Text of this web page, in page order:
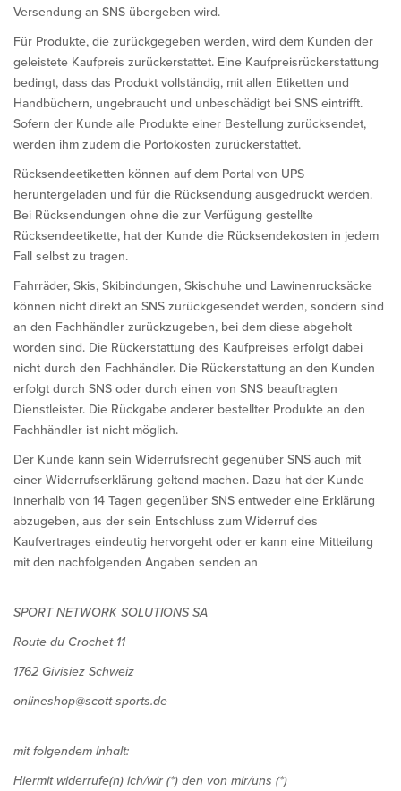
Versendung an SNS übergeben wird.
Für Produkte, die zurückgegeben werden, wird dem Kunden der
geleistete Kaufpreis zurückerstattet. Eine Kaufpreisrückerstattung
bedingt, dass das Produkt vollständig, mit allen Etiketten und
Handbüchern, ungebraucht und unbeschädigt bei SNS eintrifft.
Sofern der Kunde alle Produkte einer Bestellung zurücksendet,
werden ihm zudem die Portokosten zurückerstattet.
Rücksendeetiketten können auf dem Portal von UPS
heruntergeladen und für die Rücksendung ausgedruckt werden.
Bei Rücksendungen ohne die zur Verfügung gestellte
Rücksendeetikette, hat der Kunde die Rücksendekosten in jedem
Fall selbst zu tragen.
Fahrräder, Skis, Skibindungen, Skischuhe und Lawinenrucksäcke
können nicht direkt an SNS zurückgesendet werden, sondern sind
an den Fachhändler zurückzugeben, bei dem diese abgeholt
worden sind. Die Rückerstattung des Kaufpreises erfolgt dabei
nicht durch den Fachhändler. Die Rückerstattung an den Kunden
erfolgt durch SNS oder durch einen von SNS beauftragten
Dienstleister. Die Rückgabe anderer bestellter Produkte an den
Fachhändler ist nicht möglich.
Der Kunde kann sein Widerrufsrecht gegenüber SNS auch mit
einer Widerrufserklärung geltend machen. Dazu hat der Kunde
innerhalb von 14 Tagen gegenüber SNS entweder eine Erklärung
abzugeben, aus der sein Entschluss zum Widerruf des
Kaufvertrages eindeutig hervorgeht oder er kann eine Mitteilung
mit den nachfolgenden Angaben senden an
SPORT NETWORK SOLUTIONS SA
Route du Crochet 11
1762 Givisiez Schweiz
onlineshop@scott-sports.de
mit folgendem Inhalt:
Hiermit widerrufe(n) ich/wir (*) den von mir/uns (*)